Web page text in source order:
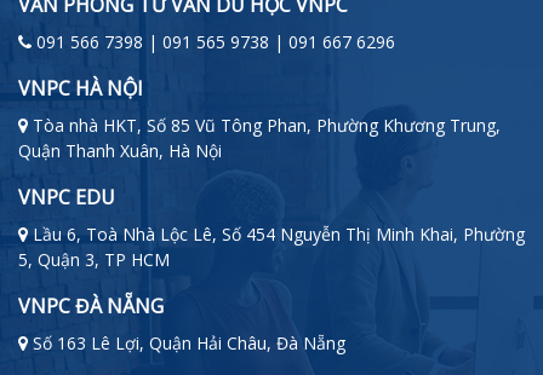
VĂN PHÒNG TƯ VẤN DU HỌC VNPC
091 566 7398 | 091 565 9738 | 091 667 6296
VNPC HÀ NỘI
Tòa nhà HKT, Số 85 Vũ Tông Phan, Phường Khương Trung,
Quận Thanh Xuân, Hà Nội
VNPC EDU
Lầu 6, Toà Nhà Lộc Lê, Số 454 Nguyễn Thị Minh Khai, Phường
5, Quận 3, TP HCM
VNPC ĐÀ NẴNG
Số 163 Lê Lợi, Quận Hải Châu, Đà Nẵng